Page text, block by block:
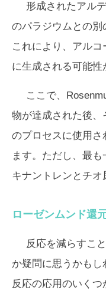
形成されたアル
のパラジウムとの別
これにより、アル
に生成される可能性
ここで、
物が達成された後、
のプロセスに使用さ
ます。ただし、最
キナントレンとチオ
ローゼンムンド還
反応を減らすこ
か疑問に思うかも
反応の応用のいく